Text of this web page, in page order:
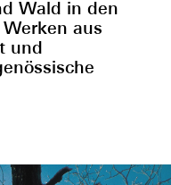
Wald in den
aus
und